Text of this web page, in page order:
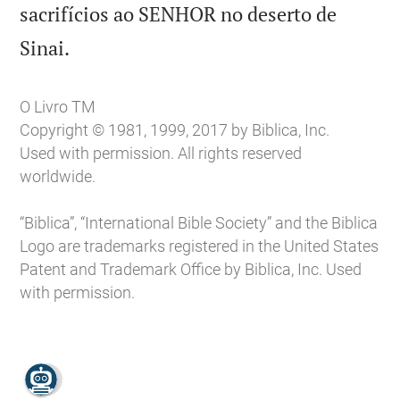
sacrifícios ao SENHOR no deserto de
Sinai.
O Livro TM
Copyright © 1981, 1999, 2017 by Biblica, Inc.
Used with permission. All rights reserved
worldwide.
“Biblica”, “International Bible Society” and the Biblica
Logo are trademarks registered in the United States
Patent and Trademark Office by Biblica, Inc. Used
with permission.